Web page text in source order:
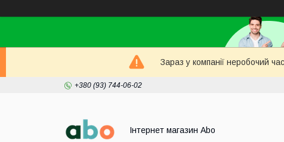
Зараз у компанії неробочий
+380 (93) 744-06-02
Інтернет магазин Abo